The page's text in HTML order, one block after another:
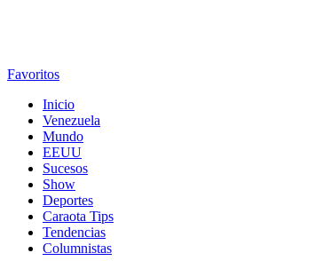
Favoritos
Inicio
Venezuela
Mundo
EEUU
Sucesos
Show
Deportes
Caraota Tips
Tendencias
Columnistas